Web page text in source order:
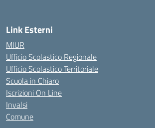
Link Esterni
MIUR
Ufficio Scolastico Regionale
Ufficio Scolastico Territoriale
Scuola in Chiaro
Iscrizioni On Line
Invalsi
Comune